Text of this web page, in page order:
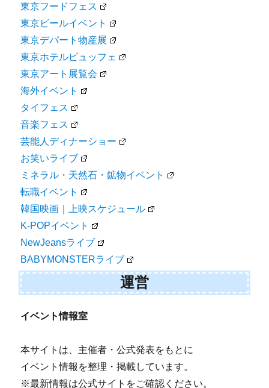
東京フードフェス
東京ビールイベント
東京デパート物産展
東京ホテルビュッフェ
東京アート展覧会
海外イベント
タイフェス
音楽フェス
芸能人ディナーショー
お笑いライブ
ミネラル・天然石・鉱物イベント
転職イベント
韓国映画｜上映スケジュール
K-POPイベント
NewJeansライブ
BABYMONSTERライブ
運営
イベント情報室
本サイトは、主催者・公式発表をもとに
イベント情報を整理・掲載しています。
※最新情報は公式サイトをご確認ください。